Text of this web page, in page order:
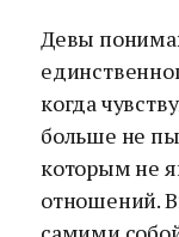
Девы
когда
больше не
которым не
отношений.